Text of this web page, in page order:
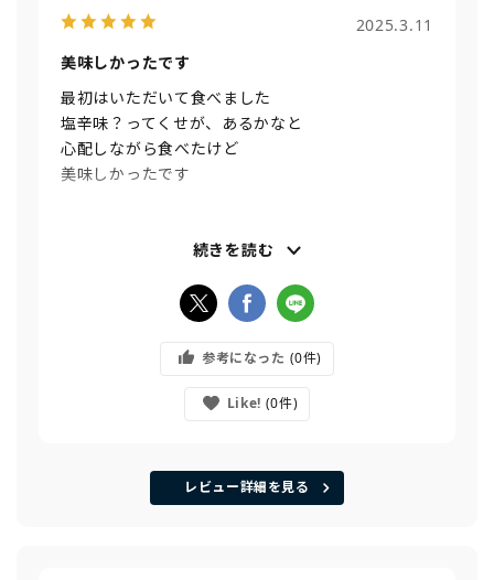
2025.3.11
美味しかったです
最初はいただいて食べました
塩辛味？ってくせが、あるかなと
心配しながら食べたけど
美味しかったです
自分用、プレゼント用と
なくならいでほしいです
続きを読む
参考になった 0
Like! 0
レビュー詳細を見る